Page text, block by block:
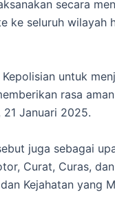
secara
ke seluruh wilayah
untuk
rasa
21 Januari 2025.
juga sebagai
Curat, Curas,
Kejahatan yang